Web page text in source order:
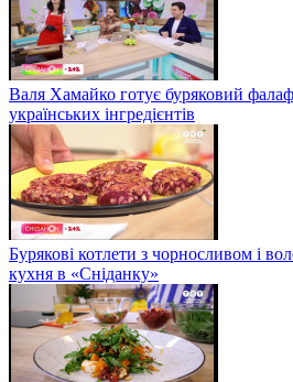
Валя Хамайко готує буряковий
українських інгредієнтів
Бурякові котлети з чорносливом і
кухня в «Сніданку»